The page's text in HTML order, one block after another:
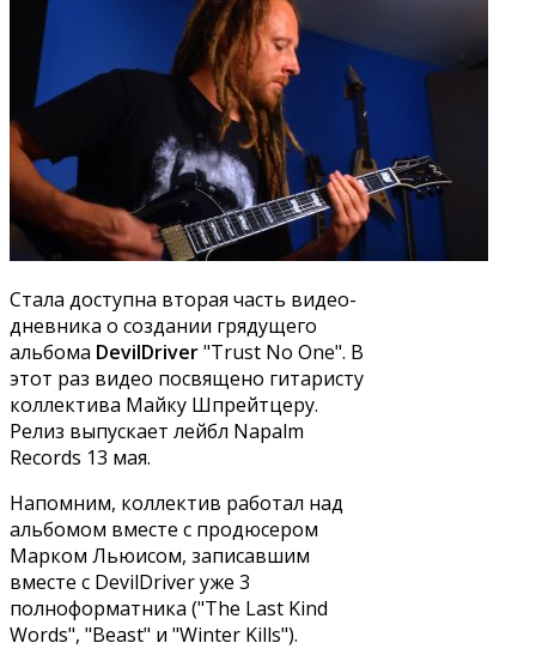
Стала доступна вторая часть видео-
дневника о создании грядущего
альбома DevilDriver"Trust No One". В
этот раз видео посвящено гитаристу
коллектива Майку Шпрейтцеру.
Релиз выпускает лейбл Napalm
Records 13 мая.
Напомним, коллектив работал над
альбомом вместе с продюсером
Марком Льюисом, записавшим
вместе с DevilDriver уже 3
полноформатника ("The Last Kind
Words", "Beast" и "Winter Kills").